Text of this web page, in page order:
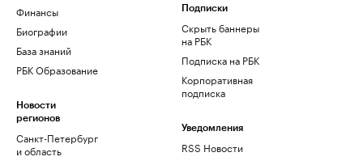
Финансы
Биографии
База знаний
РБК Образование
Новости
регионов
Санкт-Петербург
и область
Подписки
Скрыть баннеры
на РБК
Подписка на РБК
Корпоративная
подписка
Уведомления
RSS Новости